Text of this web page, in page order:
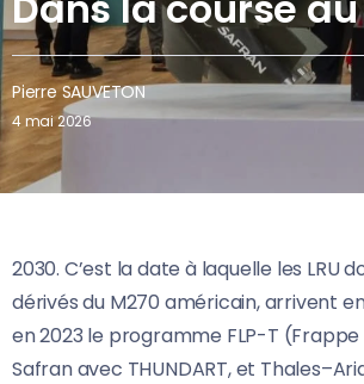
Pierre SAUVETON
4 mai 2026
2030. C’est la date à laquelle les
dérivés du M270 américain, arrivent
en 2023 le programme FLP-T
Safran avec THUNDART, et